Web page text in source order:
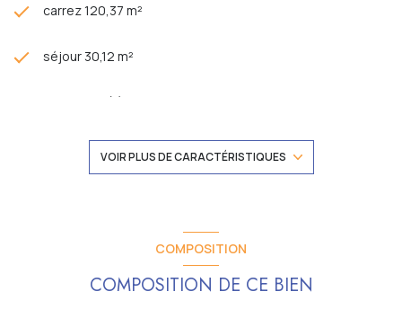
carrez 120,37 m²
séjour 30,12 m²
4 chambre(s)
cuisine séparée (équipée)
VOIR PLUS DE CARACTÉRISTIQUES
COMPOSITION
COMPOSITION DE CE BIEN